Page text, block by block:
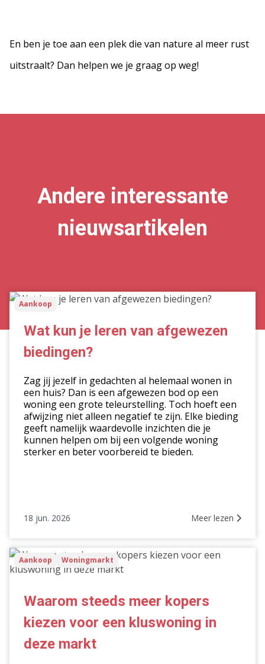
En ben je toe aan een plek die van nature al meer rust
uitstraalt? Dan helpen we je graag op weg!
Andere interessante
nieuwsartikelen
Wat
je
van
biedingen?
Aankoop
Wat kun je leren van afgewezen
biedingen?
Zag jij jezelf in gedachten al helemaal wonen in
een huis? Dan is een afgewezen bod op een
woning een grote teleurstelling. Toch hoeft een
afwijzing niet alleen negatief te zijn. Elke bieding
geeft namelijk waardevolle inzichten die je
kunnen helpen om bij een volgende woning
sterker en beter voorbereid te bieden.
18 jun. 2026 Meer lezen
Waarom
steeds
kopers
voor
een
Aankoop Woningmarkt
Waarom steeds meer kopers
kiezen voor een kluswoning in
deze markt